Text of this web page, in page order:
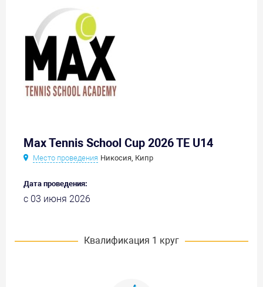
Max Tennis School Cup 2026 TE U14
Место проведения Никосия, Кипр
Дата проведения:
с 03 июня 2026
Квалификация 1 круг